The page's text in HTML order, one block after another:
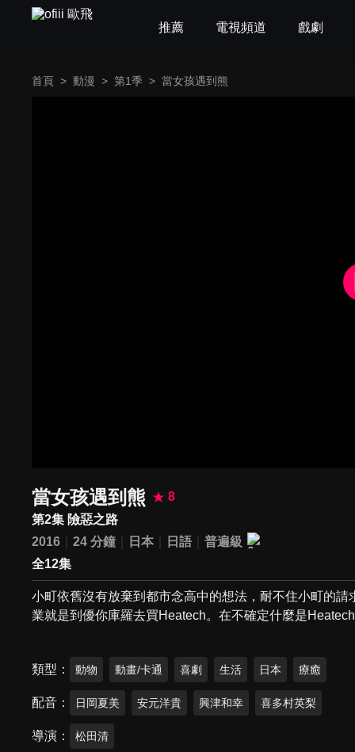
推薦 電視頻道 戲劇
首頁 > 動漫 > 第1季 > 當女孩遇到熊
當女孩遇到熊
8
第2集 險惡之路
2016
24 分鐘 日本 日語
普遍級
全12集
小町依舊沒有放棄到都市念高中的想法，耐不住小町的
業就是到優你庫羅去買Heatech。在不確定什麼是
類型 動物 動畫/卡通 喜劇 生活 日本 療癒
配音 日岡夏美 安元洋貴 興津和幸 喜多村英梨
導演 松田清